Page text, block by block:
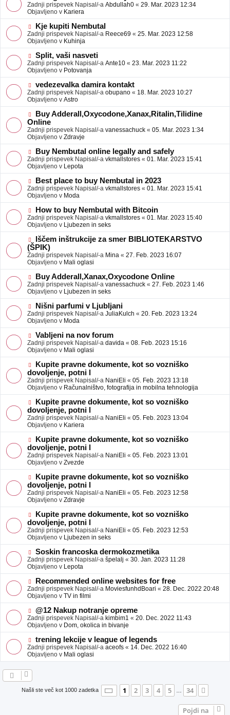
b
j
a
v
e
o
v
e
o
b
j
a
v
e
Zadnji prispevek Napisal/-a Abdullah0 « 29. Mar. 2023 12:34
Objavljeno v Kariera
N
o
v
e
o
b
j
a
v
e
Kje kupiti Nembutal
Zadnji prispevek Napisal/-a Reece69 « 25. Mar. 2023 12:58
Objavljeno v Kuhinja
N
o
v
e
o
b
j
a
v
e
Split, vaši nasveti
Zadnji prispevek Napisal/-a Ante10 « 23. Mar. 2023 11:22
Objavljeno v Potovanja
N
o
v
e
o
b
j
a
v
e
vedezevalka damira kontakt
Zadnji prispevek Napisal/-a obupano « 18. Mar. 2023 10:27
Objavljeno v Astro
N
o
v
e
o
b
j
a
v
e
Buy Adderall,Oxycodone,Xanax,Ritalin,Tilidine
Online
Zadnji prispevek Napisal/-a vanessachuck « 05. Mar. 2023 1:34
Objavljeno v Zdravje
N
o
v
e
o
b
j
a
v
e
Buy Nembutal online legally and safely
Zadnji prispevek Napisal/-a vkmallstores « 01. Mar. 2023 15:41
Objavljeno v Lepota
N
o
v
e
o
b
j
a
v
e
Best place to buy Nembutal in 2023
Zadnji prispevek Napisal/-a vkmallstores « 01. Mar. 2023 15:41
Objavljeno v Moda
N
o
v
e
o
b
j
a
v
e
How to buy Nembutal with Bitcoin
Zadnji prispevek Napisal/-a vkmallstores « 01. Mar. 2023 15:40
Objavljeno v Ljubezen in seks
N
o
v
e
o
b
j
a
v
e
Iščem inštrukcije za smer BIBLIOTEKARSTVO
(ŠPIK)
Zadnji prispevek Napisal/-a Mina « 27. Feb. 2023 16:07
Objavljeno v Mali oglasi
N
o
v
e
o
b
j
a
v
e
Buy Adderall,Xanax,Oxycodone Online
Zadnji prispevek Napisal/-a vanessachuck « 27. Feb. 2023 1:46
Objavljeno v Ljubezen in seks
N
o
v
e
o
b
j
a
v
e
Nišni parfumi v Ljubljani
Zadnji prispevek Napisal/-a JuliaKulch « 20. Feb. 2023 13:24
Objavljeno v Moda
N
o
v
e
o
b
j
a
v
e
Vabljeni na nov forum
Zadnji prispevek Napisal/-a davida « 08. Feb. 2023 15:16
Objavljeno v Mali oglasi
N
o
v
e
o
b
a
v
e
Kupite pravne dokumente, kot so vozniško
dovoljenje, potni l
Zadnji prispevek Napisal/-a NaniEli « 05. Feb. 2023 13:18
Objavljeno v Računalništvo, fotografija in mobilna tehnologija
N
o
v
e
o
b
a
v
e
Kupite pravne dokumente, kot so vozniško
dovoljenje, potni l
Zadnji prispevek Napisal/-a NaniEli « 05. Feb. 2023 13:04
Objavljeno v Kariera
N
o
v
e
o
b
a
v
e
Kupite pravne dokumente, kot so vozniško
dovoljenje, potni l
Zadnji prispevek Napisal/-a NaniEli « 05. Feb. 2023 13:01
Objavljeno v Zvezde
N
o
v
e
o
b
a
v
e
Kupite pravne dokumente, kot so vozniško
dovoljenje, potni l
Zadnji prispevek Napisal/-a NaniEli « 05. Feb. 2023 12:58
Objavljeno v Zdravje
N
o
v
e
o
b
j
a
v
e
Kupite pravne dokumente, kot so vozniško
dovoljenje, potni l
Zadnji prispevek Napisal/-a NaniEli « 05. Feb. 2023 12:53
Objavljeno v Ljubezen in seks
N
o
v
e
o
b
j
a
v
e
Soskin francoska dermokozmetika
Zadnji prispevek Napisal/-a špelalj « 30. Jan. 2023 11:28
Objavljeno v Lepota
N
o
v
e
o
b
j
a
v
e
Recommended online websites for free
Zadnji prispevek Napisal/-a MoviesfunhdBoari « 28. Dec. 2022 20:48
Objavljeno v TV in filmi
N
o
v
e
o
b
j
a
@12 Nakup notranje opreme
Zadnji prispevek Napisal/-a kimbim1 « 20. Dec. 2022 11:43
Objavljeno v Dom, okolica in bivanje
N
o
v
e
a
trening lekcije v league of legends
Zadnji prispevek Napisal/-a aceofs « 14. Dec. 2022 16:40
Objavljeno v Mali oglasi
Našli ste več kot 1000 zadetka Stran 1od34
1 2 3 4 5 … 34
Pojdi na